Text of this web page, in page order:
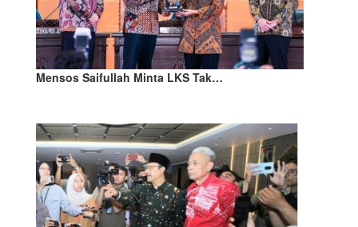
Mensos Saifullah Minta LKS Tak…